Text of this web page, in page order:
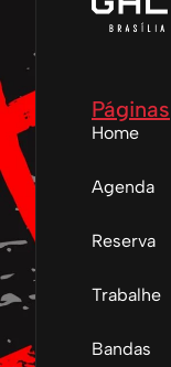
Páginas
Home
Agenda
Reserva
Trabalhe
Bandas